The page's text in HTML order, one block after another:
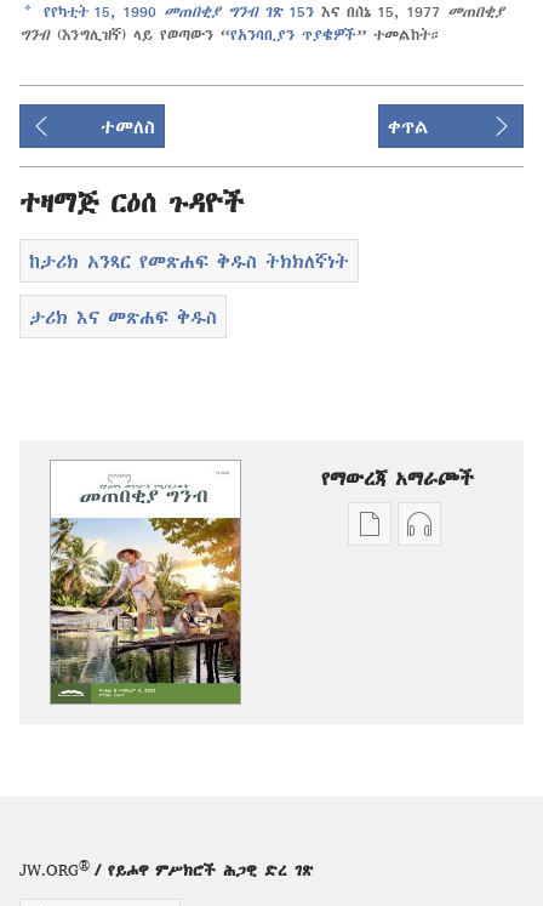
a የየካቲት 15, 1990 መጠበቂያ ግንብገጽ 15⁠ን እና በሰኔ 15, 1977 መጠበቂያ
ግንብ(እንግሊዝኛ) ላይ የወጣውን “የአንባቢያን ጥያቄዎች” ተመልከት።
ተመለስ ቀጥል
ተዛማጅ ርዕሰ ጉዳዮች
ከታሪክ አንጻር የመጽሐፍ ቅዱስ ትክክለኛነት
ታሪክ እና መጽሐፍ ቅዱስ
የማውረጃ አማራጮች
የሕትመትኦዲዮዎችን
JW.ORG® / የይሖዋ ምሥክሮች ሕጋዊ ድረ ገጽ